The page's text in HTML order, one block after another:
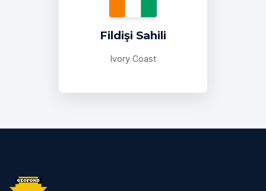
Fildişi Sahili
Ivory Coast